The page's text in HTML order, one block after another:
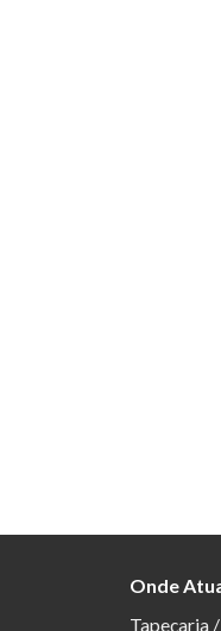
Onde
Tapeçaria